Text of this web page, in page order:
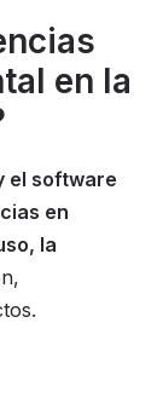
en la
el software
en
la